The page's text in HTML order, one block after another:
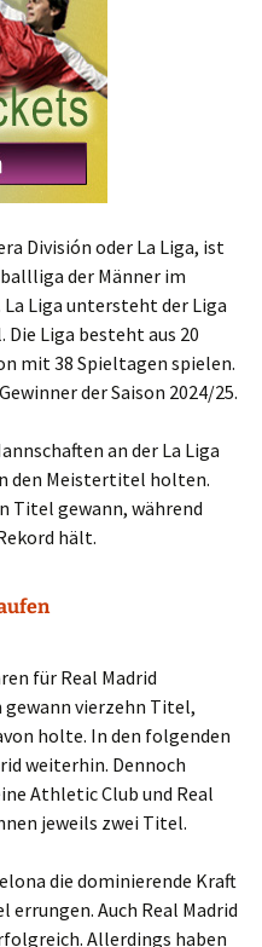
División oder La Liga, ist
der Männer im
Liga untersteht der Liga
Liga besteht aus 20
mit 38 Spieltagen spielen.
der Saison 2024/25.
an der La Liga
den Meistertitel holten.
Titel gewann, während
hält.
für Real Madrid
gewann vierzehn Titel,
holte. In den folgenden
weiterhin. Dennoch
Athletic Club und Real
jeweils zwei Titel.
die dominierende Kraft
Auch Real Madrid
Allerdings haben